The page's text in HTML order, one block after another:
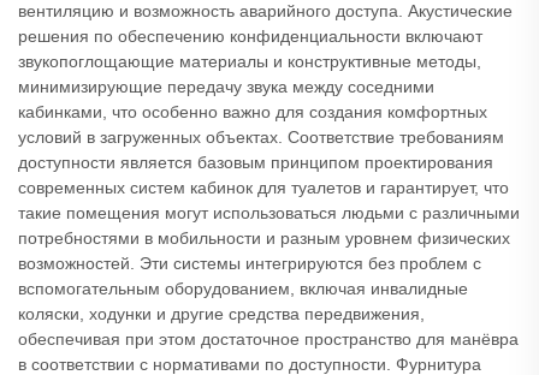
вентиляцию и возможность аварийного доступа. Акустические
решения по обеспечению конфиденциальности включают
звукопоглощающие материалы и конструктивные методы,
минимизирующие передачу звука между соседними
кабинками, что особенно важно для создания комфортных
условий в загруженных объектах. Соответствие требованиям
доступности является базовым принципом проектирования
современных систем кабинок для туалетов и гарантирует, что
такие помещения могут использоваться людьми с различными
потребностями в мобильности и разным уровнем физических
возможностей. Эти системы интегрируются без проблем с
вспомогательным оборудованием, включая инвалидные
коляски, ходунки и другие средства передвижения,
обеспечивая при этом достаточное пространство для манёвра
в соответствии с нормативами по доступности. Фурнитура